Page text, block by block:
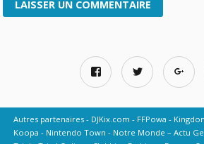
Autres partenaires DJKix.com FFPowa
Koopa
Nintendo Town Notre Monde – Actu